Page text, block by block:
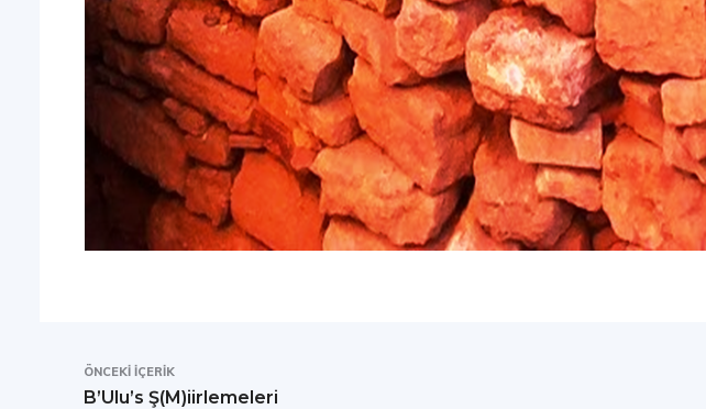
ÖNCEKI İÇERIK
B’Ulu’s Ş(M)iirlemeleri